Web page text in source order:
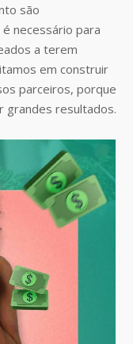
são
necessário para
a terem
em construir
parceiros, porque
grandes resultados.